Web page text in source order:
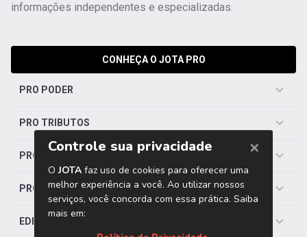
informações independentes e especializadas.
CONHEÇA O JOTA PRO
PRO PODER
PRO TRIBUTOS
PRO TRABALHISTA
PRO SAÚDE
EDITORIAS